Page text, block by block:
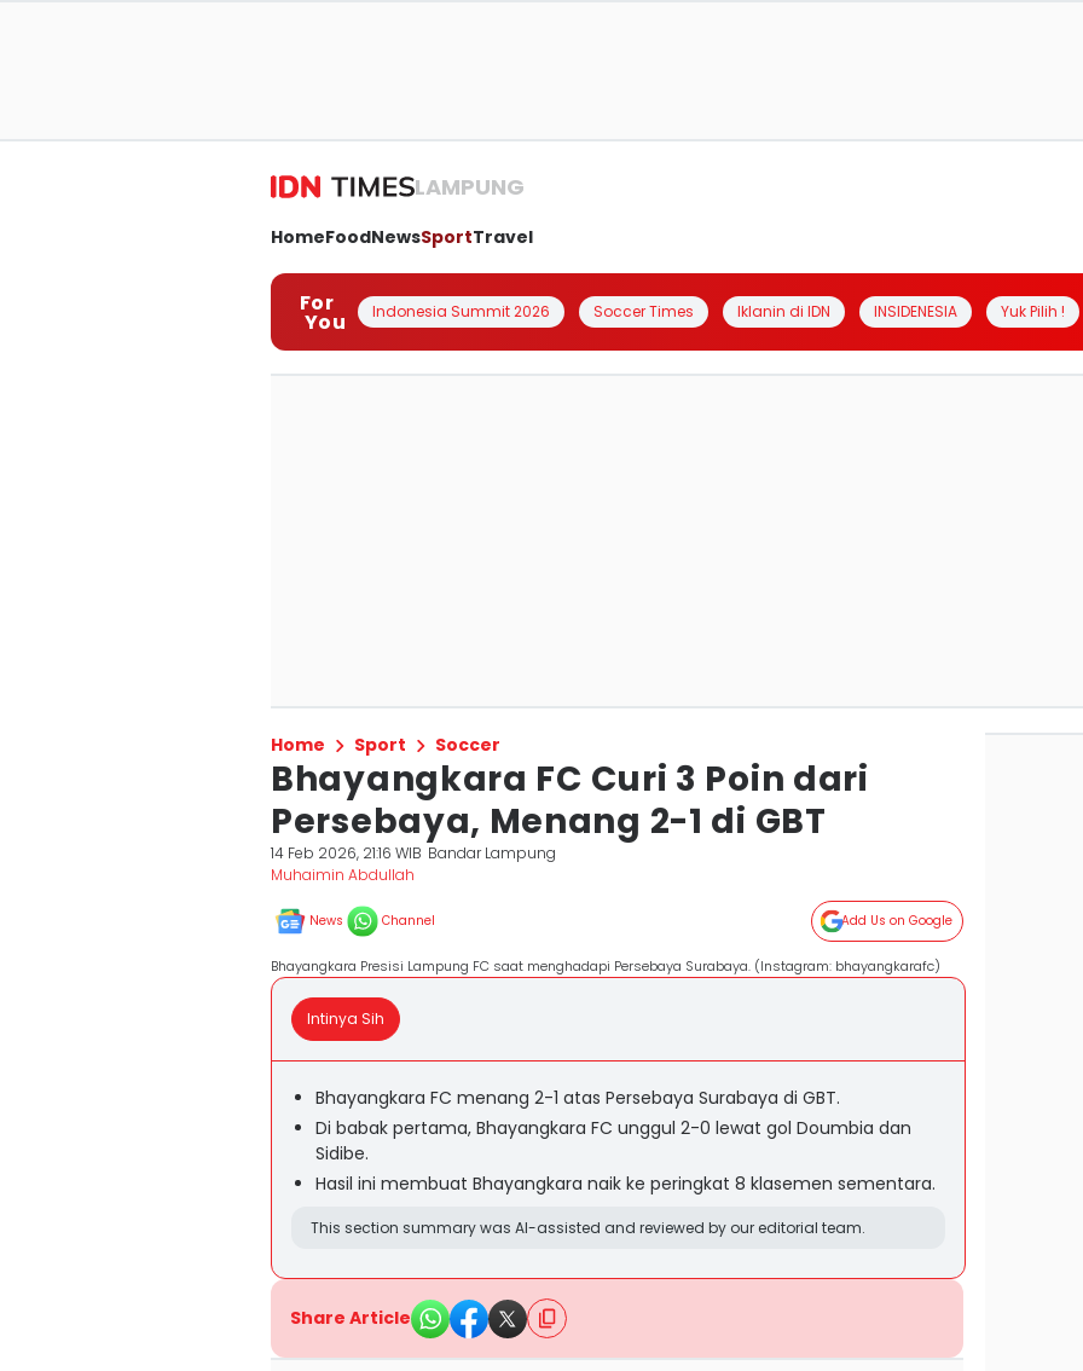
LAMPUNG
HomeFoodNewsSportTravel
For
You Indonesia Summit 2026 Soccer Times Iklanin di IDN INSIDENESIA Yuk Pilih !
Home Sport Soccer
Bhayangkara FC Curi 3 Poin dari
Persebaya, Menang 2-1 di GBT
14 Feb 2026, 21:16 WIB Bandar Lampung
Muhaimin Abdullah
News Channel Add Us on Google
Bhayangkara Presisi Lampung FC saat menghadapi Persebaya Surabaya. (Instagram: bhayangkarafc)
Intinya Sih
Bhayangkara FC menang 2-1 atas Persebaya Surabaya di GBT.
Di babak pertama, Bhayangkara FC unggul 2-0 lewat gol Doumbia dan
Sidibe.
Hasil ini membuat Bhayangkara naik ke peringkat 8 klasemen sementara.
This section summary was AI-assisted and reviewed by our editorial team.
Share Article